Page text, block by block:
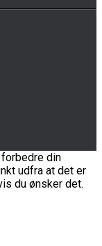
din
udfra at det er
du ønsker det.